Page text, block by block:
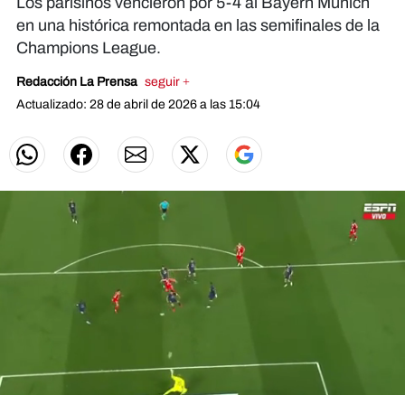
en una histórica remontada en las semifinales de la
Champions League.
Redacción La Prensa seguir +
Actualizado: 28 de abril de 2026 a las 15:04